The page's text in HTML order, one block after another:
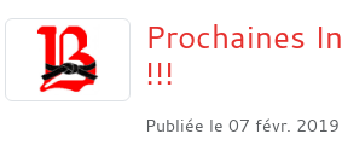
Prochaines
!!!
Publiée le 07 févr. 2019